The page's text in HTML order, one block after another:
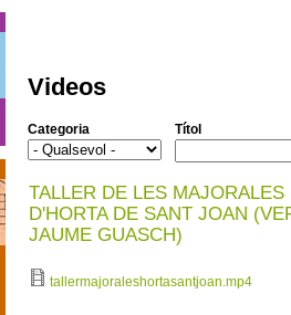
Videos
Categoria Títol
TALLER DE LES MAJORALES
D'HORTA DE SANT JOAN
JAUME GUASCH)
tallermajoraleshortasantjoan.mp4